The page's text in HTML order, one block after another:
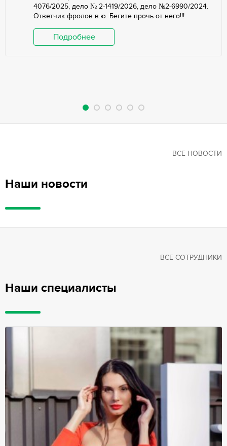
4076/2025, дело № 2-1419/2026, дело №2-6990/2024.
Ответчик фролов в.ю. Бегите прочь от него!!!
Подробнее
Наши новости
ВСЕ НОВОСТИ
Наши специалисты
ВСЕ СОТРУДНИКИ